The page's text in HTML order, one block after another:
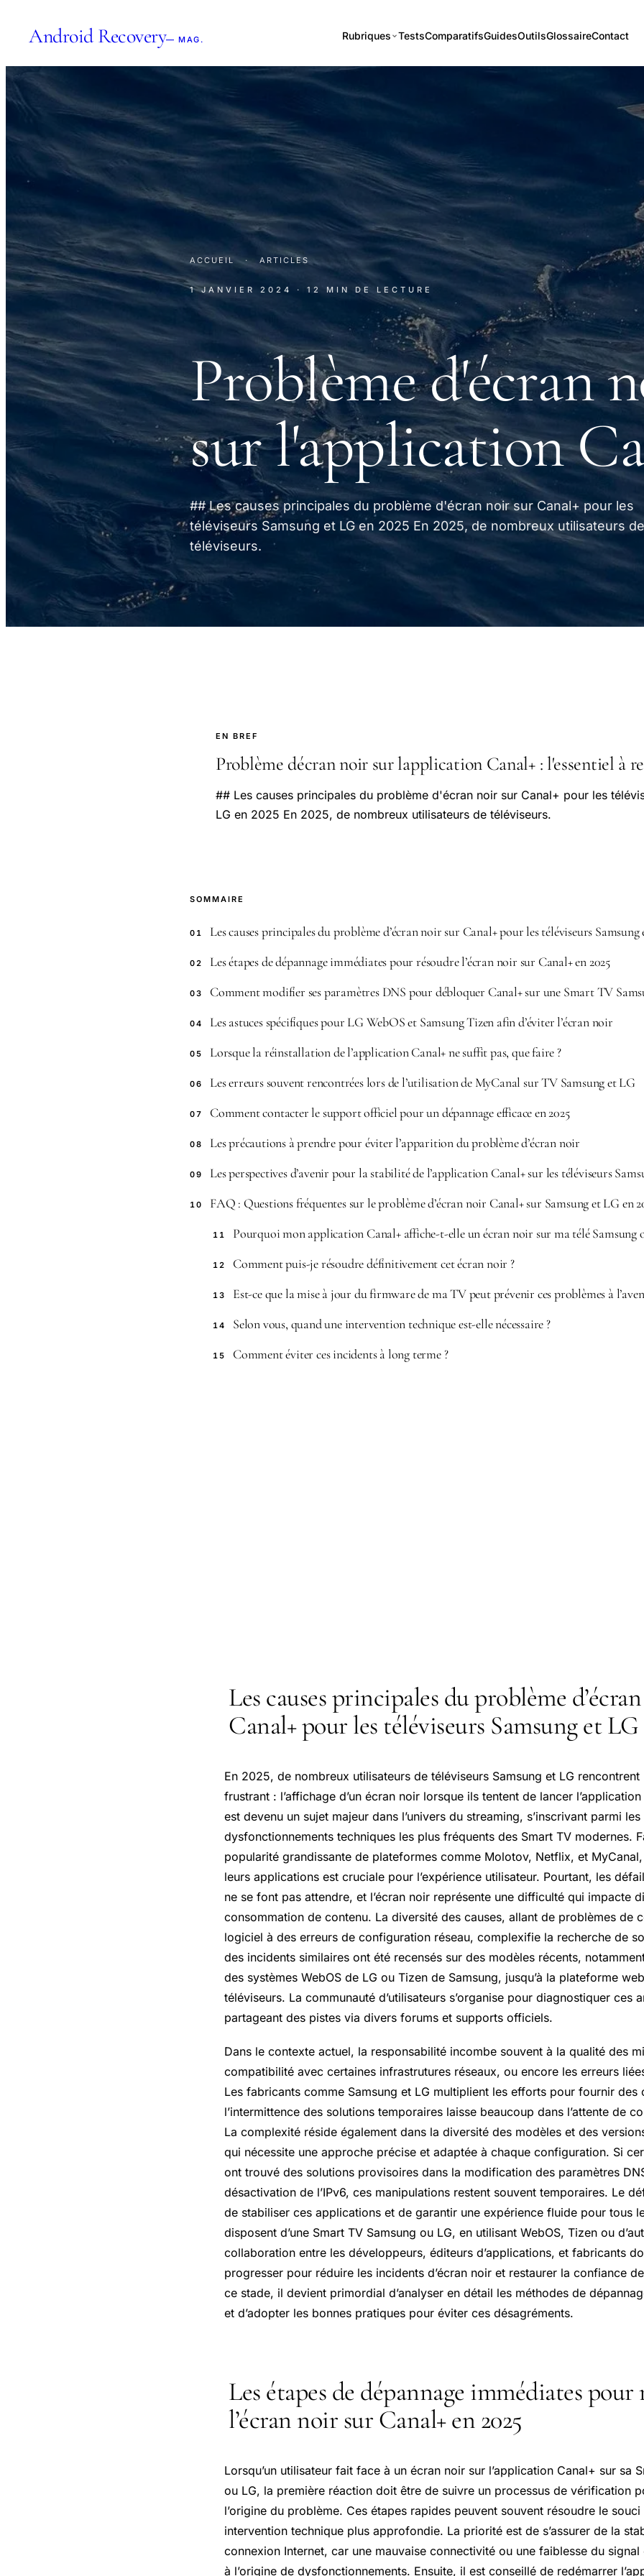
Android Recovery— MAG. Rubriques TestsComparatifsGuidesOutilsGlossaireContact
ACCUEIL · ARTICLES
1 JANVIER 2024 · 12 MIN DE LECTURE
Problème d'écran
sur l'application
## Les causes principales du problème d'écran noir sur Canal+ pour les
téléviseurs Samsung et LG en 2025 En 2025, de nombreux utilisateurs de
téléviseurs.
EN BREF
Problème décran noir sur lapplication Canal+ : l'essentiel à
## Les causes principales du problème d'écran noir sur Canal+ pour les
LG en 2025 En 2025, de nombreux utilisateurs de téléviseurs.
SOMMAIRE
01 Les causes principales du problème d’écran noir sur Canal+ pour les téléviseurs Samsung
02 Les étapes de dépannage immédiates pour résoudre l’écran noir sur Canal+ en 2025
03 Comment modifier ses paramètres DNS pour débloquer Canal+ sur une Smart TV
04 Les astuces spécifiques pour LG WebOS et Samsung Tizen afin d’éviter l’écran noir
05 Lorsque la réinstallation de l’application Canal+ ne suffit pas, que faire ?
06 Les erreurs souvent rencontrées lors de l’utilisation de MyCanal sur TV Samsung et LG
07 Comment contacter le support officiel pour un dépannage efficace en 2025
08 Les précautions à prendre pour éviter l’apparition du problème d’écran noir
09 Les perspectives d’avenir pour la stabilité de l’application Canal+ sur les téléviseurs
10 FAQ : Questions fréquentes sur le problème d’écran noir Canal+ sur Samsung et LG en
11 Pourquoi mon application Canal+ affiche-t-elle un écran noir sur ma télé Samsung
12 Comment puis-je résoudre définitivement cet écran noir ?
13 Est-ce que la mise à jour du firmware de ma TV peut prévenir ces problèmes à
14 Selon vous, quand une intervention technique est-elle nécessaire ?
15 Comment éviter ces incidents à long terme ?
Les causes principales du problème
Canal+ pour les téléviseurs Samsung et LG
En 2025, de nombreux utilisateurs de téléviseurs Samsung et LG
frustrant : l’affichage d’un écran noir lorsque ils tentent de lancer
est devenu un sujet majeur dans l’univers du streaming, s’inscrivant parmi les
dysfonctionnements techniques les plus fréquents des Smart TV modernes.
popularité grandissante de plateformes comme Molotov, Netflix, et
leurs applications est cruciale pour l’expérience utilisateur. Pourtant, les
ne se font pas attendre, et l’écran noir représente une difficulté qui impacte
consommation de contenu. La diversité des causes, allant de problèmes de
logiciel à des erreurs de configuration réseau, complexifie la recherche de
des incidents similaires ont été recensés sur des modèles récents,
des systèmes WebOS de LG ou Tizen de Samsung, jusqu’à la plateforme
téléviseurs. La communauté d’utilisateurs s’organise pour diagnostiquer ces
partageant des pistes via divers forums et supports officiels.
Dans le contexte actuel, la responsabilité incombe souvent à la qualité des
compatibilité avec certaines infrastrutures réseaux, ou encore les erreurs
Les fabricants comme Samsung et LG multiplient les efforts pour fournir des
l’intermittence des solutions temporaires laisse beaucoup dans l’attente de
La complexité réside également dans la diversité des modèles et des
qui nécessite une approche précise et adaptée à chaque configuration. Si
ont trouvé des solutions provisoires dans la modification des paramètres
désactivation de l’IPv6, ces manipulations restent souvent temporaires. Le
de stabiliser ces applications et de garantir une expérience fluide pour tous
disposent d’une Smart TV Samsung ou LG, en utilisant WebOS, Tizen ou
collaboration entre les développeurs, éditeurs d’applications, et fabricants
progresser pour réduire les incidents d’écran noir et restaurer la confiance
ce stade, il devient primordial d’analyser en détail les méthodes de
et d’adopter les bonnes pratiques pour éviter ces désagréments.
Les étapes de dépannage immédiates pour
l’écran noir sur Canal+ en 2025
Lorsqu’un utilisateur fait face à un écran noir sur l’application Canal+ sur sa
ou LG, la première réaction doit être de suivre un processus de vérification
l’origine du problème. Ces étapes rapides peuvent souvent résoudre le
intervention technique plus approfondie. La priorité est de s’assurer de la
connexion Internet, car une mauvaise connectivité ou une faiblesse du
à l’origine de dysfonctionnements. Ensuite, il est conseillé de redémarrer